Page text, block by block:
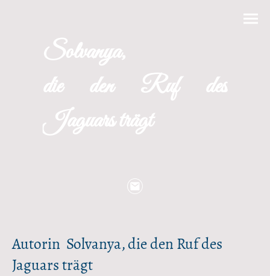
Solvanya,
die den Ruf des
Jaguars trägt
Autorin Solvanya, die den Ruf des
Jaguars trägt